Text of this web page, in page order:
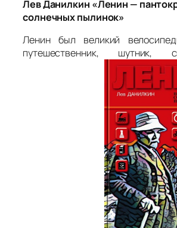
Лев Данилкин «Ленин —
солнечных пылинок»
Ленин был великий
путешественник, шутник,